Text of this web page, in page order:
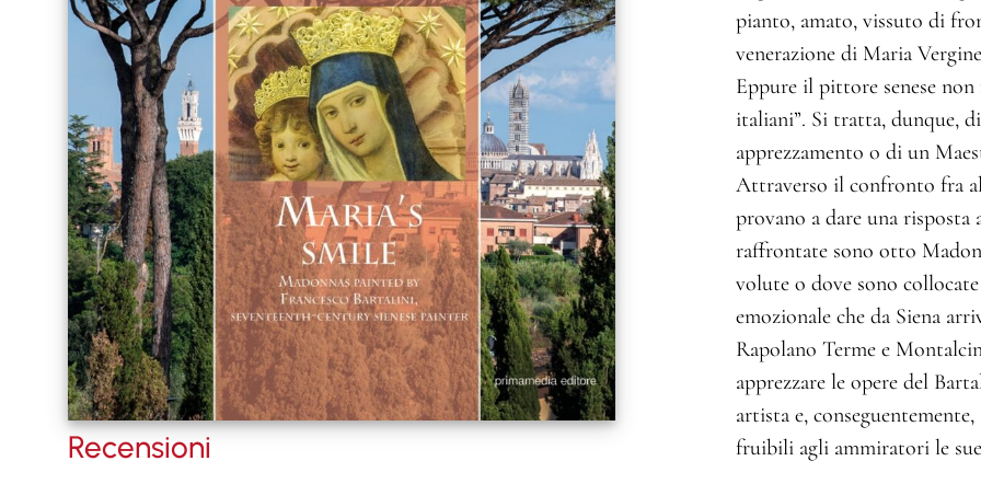
Recensioni
pianto, amato, vissuto di
venerazione di Maria
Eppure il pittore senese
italiani”. Si tratta, dunque,
apprezzamento o di un
Attraverso il confronto fra
provano a dare una risposta
raffrontate sono otto
volute o dove sono
emozionale che da Siena
Rapolano Terme e
apprezzare le opere del
artista e,
fruibili agli ammiratori le